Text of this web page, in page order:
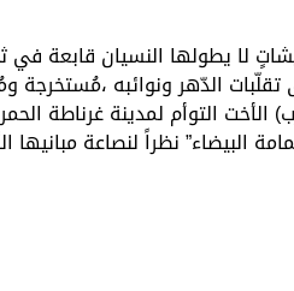
لا يطولها النسيان قابعة في
تقلّبات الدّهر ونوائبه
التوأم لمدينة غرناطة
البيضاء” نظراً لنصاعة